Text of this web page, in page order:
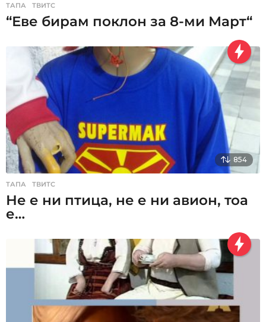
ТАПА ,ТВИТС
“Еве бирам поклон за 8-ми Март“
854
ТАПА ,ТВИТС
Не е ни птица, не е ни авион, тоа
е…